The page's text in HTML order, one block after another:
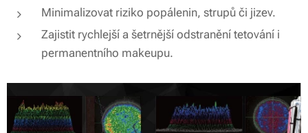
Kolik zákroků potřebuji?
Orientačně je potřeba počítat s 6 až 14 zákroky.
(zejména starší nebo vícevrstvá) mohou
vyžadovat zákroků více. Každý klient reaguje
Minimalizovat riziko popálenin, strupů či jizev.
Zajistit rychlejší a šetrnější odstranění tetování i
permanentního makeupu.